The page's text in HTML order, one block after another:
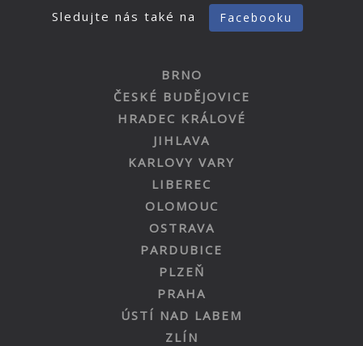
Sledujte nás také na Facebooku
BRNO
ČESKÉ BUDĚJOVICE
HRADEC KRÁLOVÉ
JIHLAVA
KARLOVY VARY
LIBEREC
OLOMOUC
OSTRAVA
PARDUBICE
PLZEŇ
PRAHA
ÚSTÍ NAD LABEM
ZLÍN